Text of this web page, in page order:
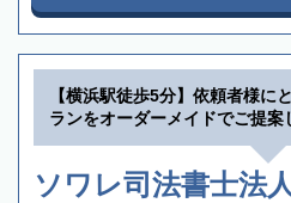
【横浜駅徒歩5分】依頼者様に
ランをオーダーメイドでご提案
ソワレ司法書士法人